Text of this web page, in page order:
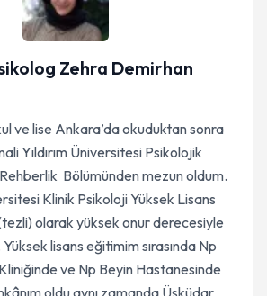
Zehra Demirhan
ve lise Ankara’da okuduktan sonra
Yıldırım Üniversitesi Psikolojik
Rehberlik Bölümünden mezun oldum.
Klinik Psikoloji Yüksek Lisans
olarak yüksek onur derecesiyle
lisans eğitimim sırasında Np
ve Np Beyin Hastanesinde
oldu aynı zamanda Üsküdar